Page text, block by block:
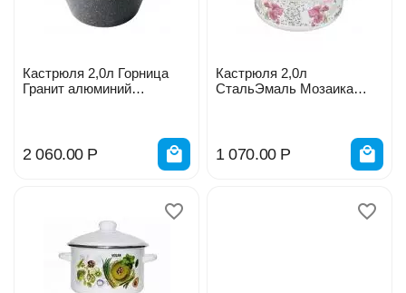
Кастрюля 2,0л Горница
Гранит алюминий
2 060.00 Р
Кастрюля 2,0л
СтальЭмаль Мозаика
1 070.00 Р